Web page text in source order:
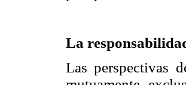
La
Las perspectivas